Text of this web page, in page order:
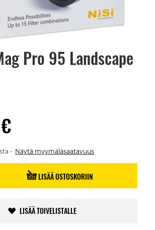
Pro 95 Landscape
Näytä myymäläsaatavuus
LISÄÄ OSTOSKORIIN
LISÄÄ TOIVELISTALLE